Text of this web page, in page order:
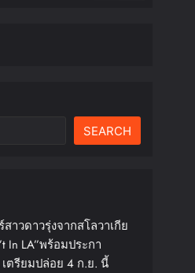
SEARCH
าวดาวรุ่งจากสโลวาเกีย
In LA”พร้อมประกา
ตรียมปล่อย 4 ก.ย. นี้